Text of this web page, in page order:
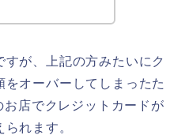
が、上記の方みたいにク
オーバーしてしまったた
店でクレジットカードが
れます。